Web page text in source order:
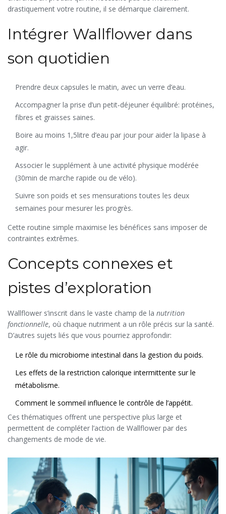
drastiquement votre routine, il se démarque clairement.
Intégrer Wallflower dans
son quotidien
Prendre deux capsules le matin, avec un verre d’eau.
Accompagner la prise d’un petit‑déjeuner équilibré: protéines,
fibres et graisses saines.
Boire au moins 1,5litre d’eau par jour pour aider la lipase à
agir.
Associer le supplément à une activité physique modérée
(30min de marche rapide ou de vélo).
Suivre son poids et ses mensurations toutes les deux
semaines pour mesurer les progrès.
Cette routine simple maximise les bénéfices sans imposer de
contraintes extrêmes.
Concepts connexes et
pistes d’exploration
Wallflower s’inscrit dans le vaste champ de la nutrition
fonctionnelle, où chaque nutriment a un rôle précis sur la santé.
D’autres sujets liés que vous pourriez approfondir:
Le rôle du microbiome intestinal dans la gestion du poids.
Les effets de la restriction calorique intermittente sur le
métabolisme.
Comment le sommeil influence le contrôle de l’appétit.
Ces thématiques offrent une perspective plus large et
permettent de compléter l’action de Wallflower par des
changements de mode de vie.